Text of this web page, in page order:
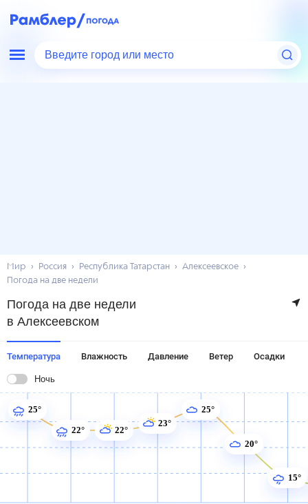
Введите город или место
Мир Россия Республика Татарстан
Алексеевское
Погода на две недели
Погода на две недели
в Алексеевском
Температура Влажность Давление Ветер Осадки
Ночь
25°
22°
22°
23°
25°
20°
15°